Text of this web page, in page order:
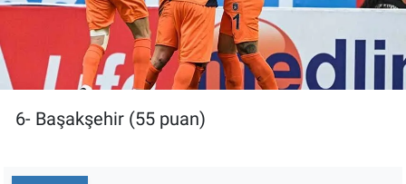
6- Başakşehir (55 puan)